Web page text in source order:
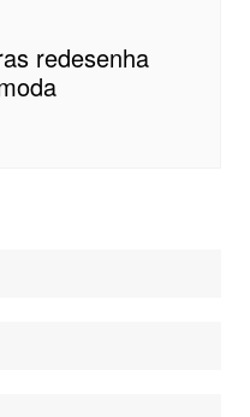
redesenha